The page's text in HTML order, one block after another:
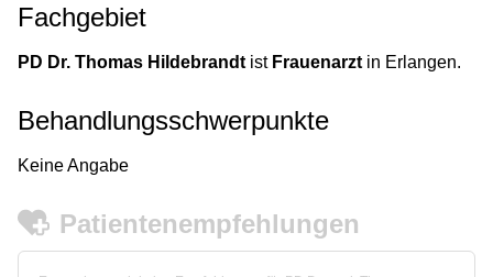
Fachgebiet
PD Dr. Thomas Hildebrandt ist Frauenarzt in Erlangen.
Behandlungsschwerpunkte
Keine Angabe
Patientenempfehlungen